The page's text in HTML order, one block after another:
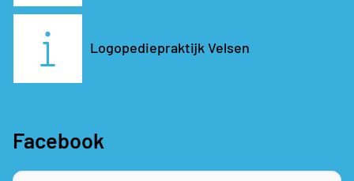
Logopediepraktijk Velsen
Facebook